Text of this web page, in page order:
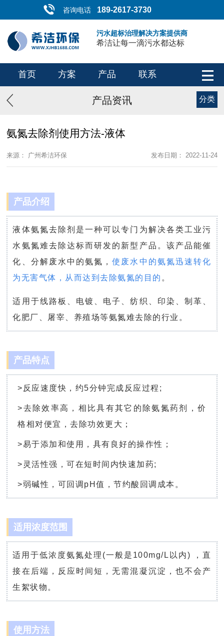
咨询电话 189-2617-3730
污水超标治理解决方案提供商
希洁让每一滴污水都达标
首页 方案 产品 联系
产品资讯 分类
氨氮去除剂使用方法-液体
来源： 广州希洁环保 发布日期： 2022-11-24
产品介绍
液体氨氮去除剂是一种可以专门为解决各类工业污
水氨氮难去除达标而研发的新型产品。该产品能催
化、分解废水中的氨氮，使废水中的氨氮迅速转化
为无害气体，从而达到去除氨氮的目的 。
适用于线路板、电镀、电子、纺织、印染、制革、
化肥厂、屠宰、养殖场等氨氮难去除的行业。
产品特点
>反应速度快，约5分钟完成反应过程;
>去除效率高，相比具有其它的除氨氮药剂，价
格相对便宜，去除功效更大；
>易于添加和使用，具有良好的操作性；
>灵活性强，可在短时间内快速加药;
>弱碱性，可回调pH值，节约酸回调成本。
适用浓度范围
适用于低浓度氨氮处理(一般是100mg/L以内) ，直
接在后端，反应时间短，无需混凝沉淀，也不会产
生絮状物。
使用方法